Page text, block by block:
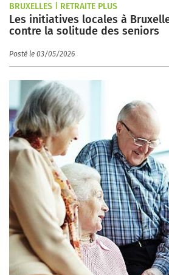
BRUXELLES | RETRAITE PLUS
Les initiatives locales à
contre la solitude des seniors
Posté le 03/05/2026